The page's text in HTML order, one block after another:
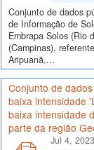
Conjunto de dados
de Informação de
Embrapa Solos (Rio
(Campinas),
Aripuanã,...
Conjunto de
baixa intensidade
baixa intensidade
parte da região
Jul 4, 2023